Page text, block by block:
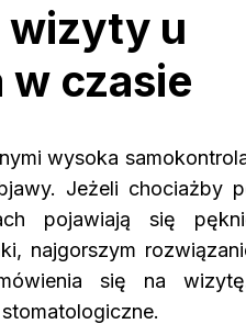
wizyty u
czasie
wysoka
Jeżeli chociażby
pojawiają się
najgorszym
się na